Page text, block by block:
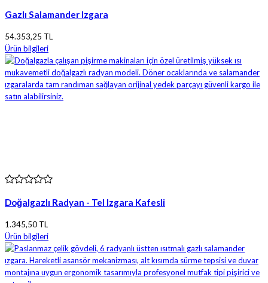
Gazlı Salamander Izgara
54.353,25 TL
Ürün bilgileri
Doğalgazlı Radyan - Tel Izgara Kafesli
1.345,50 TL
Ürün bilgileri